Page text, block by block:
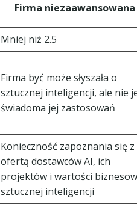
Firma niezaawansowana
Mniej niż 2.5
Firma być może słyszała o
sztucznej inteligencji, ale nie
świadoma jej zastosowań
Konieczność zapoznania się z
ofertą dostawców AI, ich
projektów i wartości
sztucznej inteligencji